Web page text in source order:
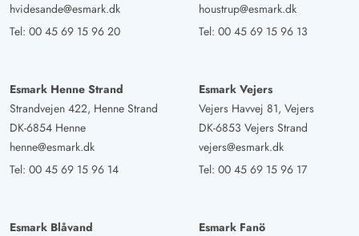
hvidesande@esmark.dk
Tel: 00 45 69 15 96 20
houstrup@esmark.dk
Tel: 00 45 69 15 96 13
Esmark Henne Strand
Strandvejen 422, Henne Strand
DK-6854 Henne
henne@esmark.dk
Tel: 00 45 69 15 96 14
Esmark Vejers
Vejers Havvej 81, Vejers
DK-6853 Vejers Strand
vejers@esmark.dk
Tel: 00 45 69 15 96 17
Esmark Blåvand
Esmark Fanö